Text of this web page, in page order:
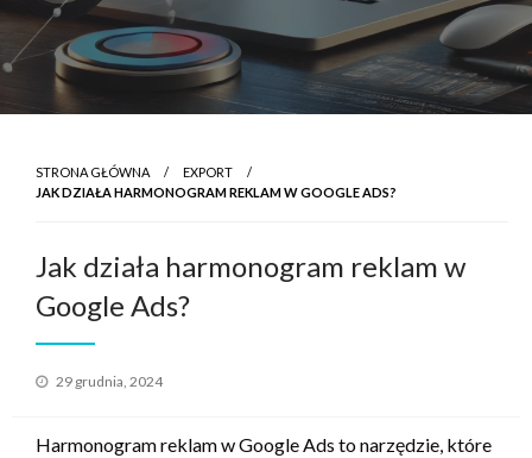
STRONA GŁÓWNA
EXPORT
JAK DZIAŁA HARMONOGRAM REKLAM W GOOGLE ADS?
Jak działa harmonogram reklam w
Google Ads?
Opublikowane
29 grudnia, 2024
Harmonogram reklam w Google Ads to narzędzie, które